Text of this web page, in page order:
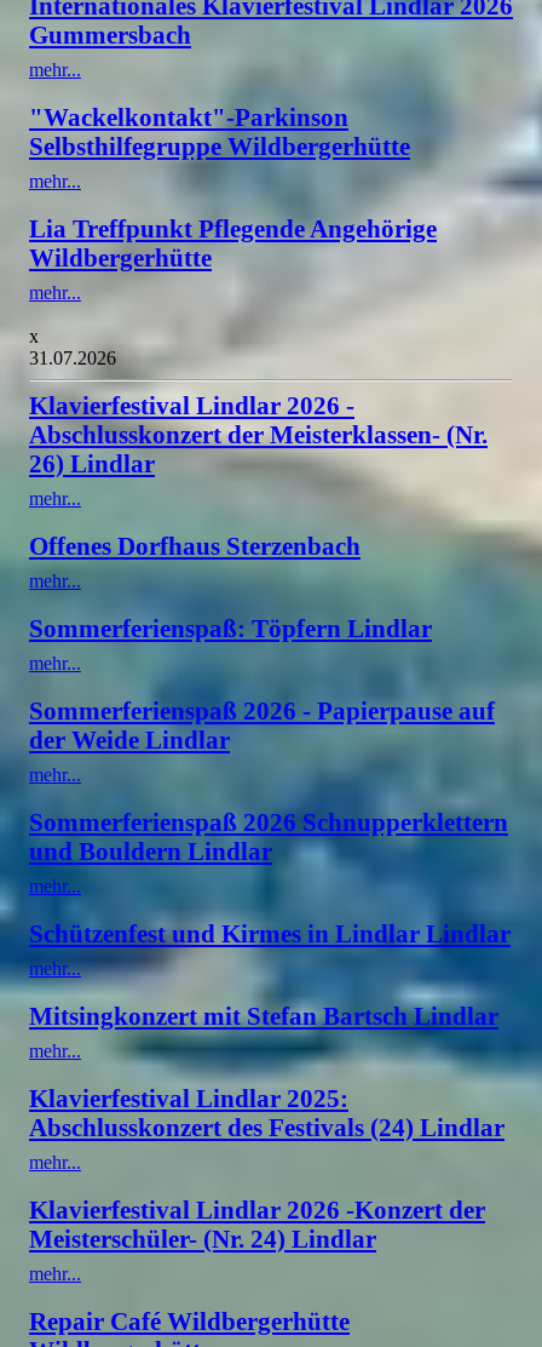
Gummersbach
mehr...
"Wackelkontakt"-Parkinson
Selbsthilfegruppe Wildbergerhütte
mehr...
Lia Treffpunkt Pflegende Angehörige
Wildbergerhütte
mehr...
x
31.07.2026
Klavierfestival Lindlar 2026 -
Abschlusskonzert der Meisterklassen- (Nr.
26) Lindlar
mehr...
Offenes Dorfhaus Sterzenbach
mehr...
Sommerferienspaß: Töpfern Lindlar
mehr...
Sommerferienspaß 2026 - Papierpause auf
der Weide Lindlar
mehr...
Sommerferienspaß 2026 Schnupperklettern
und Bouldern Lindlar
mehr...
Schützenfest und Kirmes in Lindlar Lindlar
mehr...
Mitsingkonzert mit Stefan Bartsch Lindlar
mehr...
Klavierfestival Lindlar 2025:
Abschlusskonzert des Festivals (24) Lindlar
mehr...
Klavierfestival Lindlar 2026 -Konzert der
Meisterschüler- (Nr. 24) Lindlar
mehr...
Repair Café Wildbergerhütte